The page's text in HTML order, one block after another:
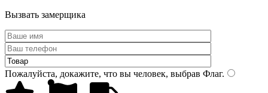
Вызвать замерщика
Пожалуйста, докажите, что вы человек, выбрав Флаг.